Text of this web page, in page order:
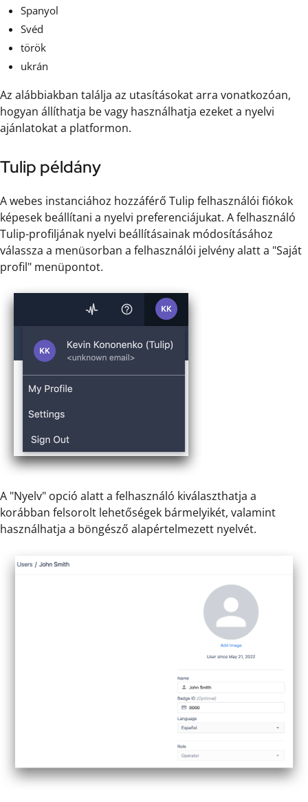
Spanyol
Svéd
török
ukrán
Az alábbiakban találja az utasításokat arra vonatkozóan,
hogyan állíthatja be vagy használhatja ezeket a nyelvi
ajánlatokat a platformon.
Tulip példány
A webes instanciához hozzáférő Tulip felhasználói fiókok
képesek beállítani a nyelvi preferenciájukat. A felhasználó
Tulip-profiljának nyelvi beállításainak módosításához
válassza a menüsorban a felhasználói jelvény alatt a "Saját
profil" menüpontot.
A "Nyelv" opció alatt a felhasználó kiválaszthatja a
korábban felsorolt lehetőségek bármelyikét, valamint
használhatja a böngésző alapértelmezett nyelvét.